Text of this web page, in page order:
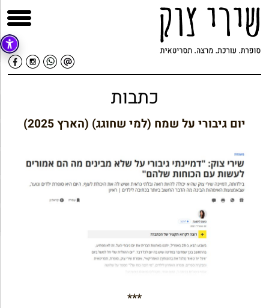
כתבות
יום גיבורי על שמח (למי שחוגג) (הארץ 2025)
***